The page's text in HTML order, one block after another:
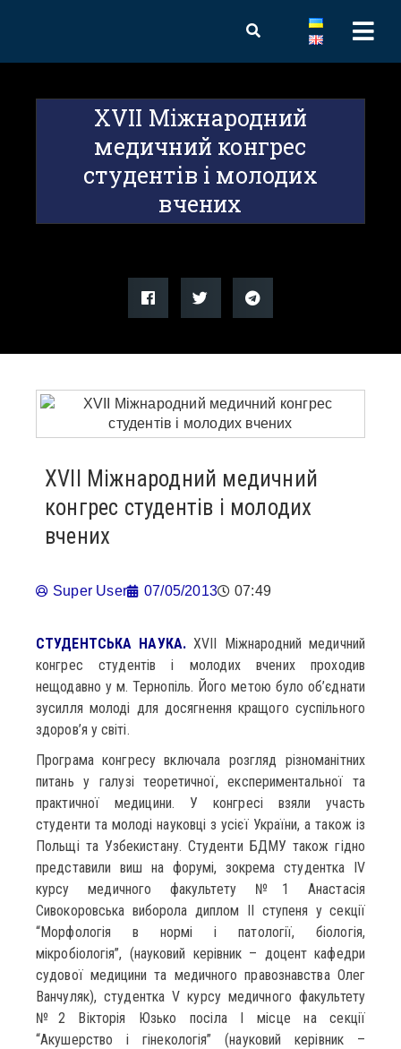
XVІI Міжнародний
медичний конгрес
студентів і молодих
вчених
XVІI Міжнародний медичний
конгрес студентів і молодих
вчених
Super User 07/05/2013 07:49
СТУДЕНТСЬКА НАУКА.XVІI Міжнародний медичний
конгрес студентів і молодих вчених проходив
нещодавно у м. Тернопіль. Його метою було об’єднати
зусилля молоді для досягнення кращого суспільного
здоров’я у світі.
Програма конгресу включала розгляд різноманітних
питань у галузі теоретичної, експериментальної та
практичної медицини. У конгресі взяли участь
студенти та молоді науковці з усієї України, а також із
Польщі та Узбекистану. Студенти БДМУ також гідно
представили виш на форумі, зокрема студентка ІV
курсу медичного факультету №1 Анастасія
Сивокоровська виборола диплом ІІ ступеня у секції
“Морфологія в нормі і патології, біологія,
мікробіологія”, (науковий керівник – доцент кафедри
судової медицини та медичного правознавства Олег
Ванчуляк), студентка V курсу медичного факультету
№2 Вікторія Юзько посіла І місце на секції
“Акушерство і гінекологія” (науковий керівник –